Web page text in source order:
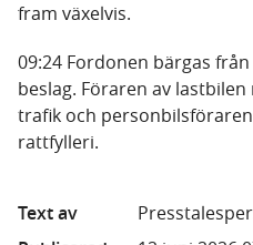
fram växelvis.
09:24 Fordonen bärgas
beslag. Föraren av
trafik och
rattfylleri.
Text av